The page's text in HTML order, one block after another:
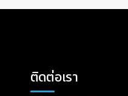
ติดต่อเรา